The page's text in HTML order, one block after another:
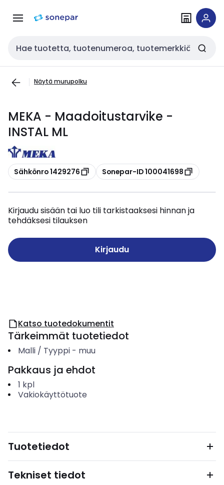
navigointiinsisältöön
Haku
Näytä murupolku
MEKA - Maadoitustarvike -
INSTAL ML
Kopioi
Sähkönro 1429276 Kopioi
Sonepar-ID 100041698
Kirjaudu sisään tai luo tili tarkistaaksesi hinnan ja
tehdäksesi tilauksen
Kirjaudu
Katso tuotedokumentit
Tärkeimmät tuotetiedot
Malli / Tyyppi- muu
Pakkaus ja ehdot
1 kpl
Vakiokäyttötuote
Tuotetiedot
Tekniset tiedot